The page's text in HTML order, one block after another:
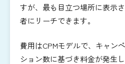
すが、最も目立つ場所に表示
者にリーチできます。
費用はCPMモデルで、キャン
ション数に基づき料金が発生